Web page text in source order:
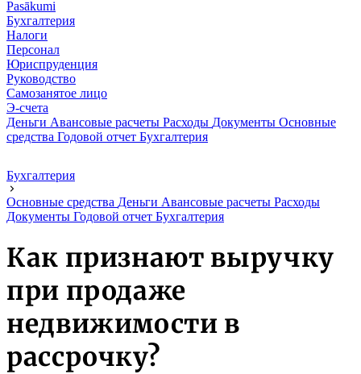
Pasākumi
Бухгалтерия
Налоги
Персонал
Юриспруденция
Руководство
Самозанятое лицо
Э-счета
Деньги Авансовые расчеты Расходы Документы Основные
средства Годовой отчет Бухгалтерия
Бухгалтерия
Основные средства Деньги Авансовые расчеты Расходы
Документы Годовой отчет Бухгалтерия
Как признают выручку
при продаже
недвижимости в
рассрочку?